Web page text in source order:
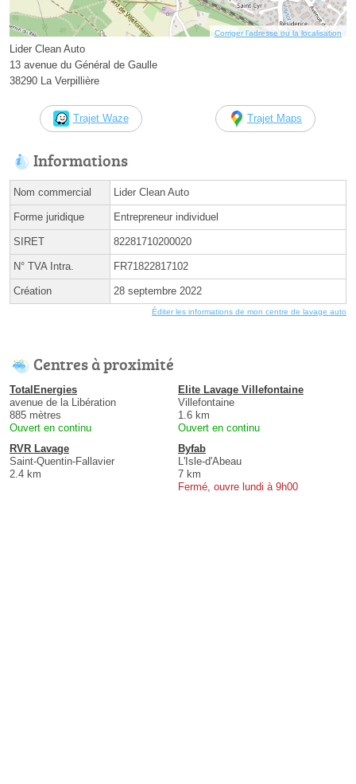
Corriger l’adresse ou la localisation
Lider Clean Auto
13 avenue du Général de Gaulle
38290 La Verpillière
Trajet Waze Trajet Maps
Informations
Nom commercial Lider Clean Auto
Forme juridique Entrepreneur individuel
SIRET 82281710200020
N° TVA Intra. FR71822817102
Création 28 septembre 2022
Éditer les informations de mon centre de lavage auto
Centres à proximité
TotalEnergies
avenue de la Libération
885 mètres
Ouvert en continu
Elite Lavage Villefontaine
Villefontaine
1.6 km
Ouvert en continu
RVR Lavage
Saint-Quentin-Fallavier
2.4 km
Byfab
L'Isle-d'Abeau
7 km
Fermé, ouvre lundi à 9h00